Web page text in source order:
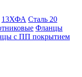
13ХФА Сталь 20
Фланцы
с ПП покрытием